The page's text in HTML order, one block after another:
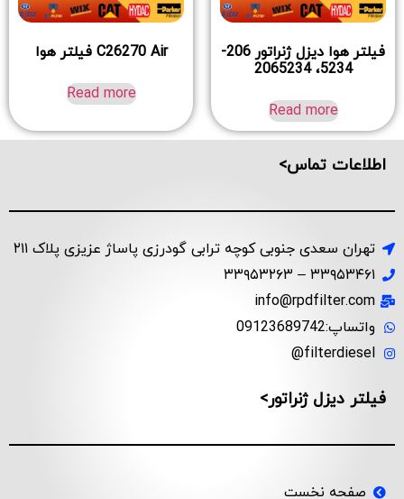
فیلتر هوا دیزل ژنراتور 206-
5234، 2065234
Read more
C26270 Air فیلتر هوا
Read more
اطلاعات تماس>
تهران سعدی جنوبی کوچه ترابی گودرزی پاساژ عزیزی پلاک ۲۱۱
۳۳۹۵۳۴۶۱ – ۳۳۹۵۳۲۶۳
info@rpdfilter.com
واتساپ:09123689742
filterdiesel@
فیلتر دیزل ژنراتور>
صفحه نخست